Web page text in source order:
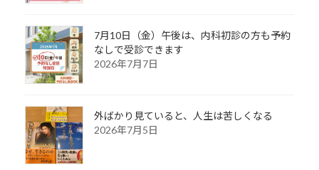
7月10日（金）午後は、内科初診の方も予約
なしで受診できます
2026年7月7日
外ばかり見ていると、人生は苦しくなる
2026年7月5日